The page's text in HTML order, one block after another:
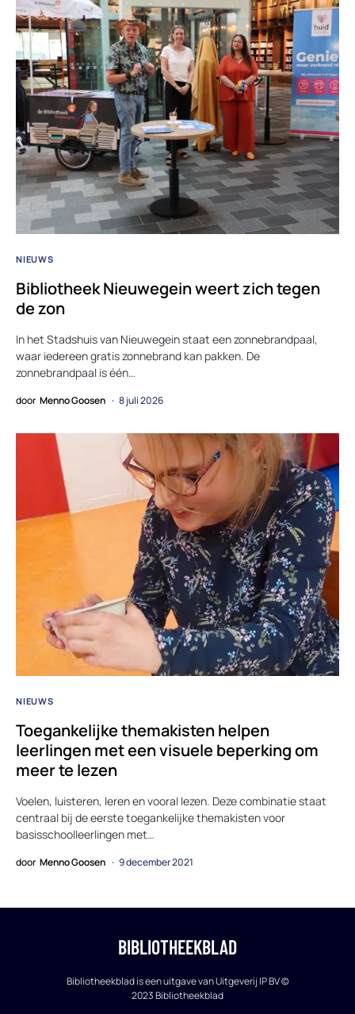
NIEUWS
Bibliotheek Nieuwegein weert zich tegen
de zon
In het Stadshuis van Nieuwegein staat een zonnebrandpaal,
waar iedereen gratis zonnebrand kan pakken. De
zonnebrandpaal is één…
door Menno Goosen 8 juli 2026
NIEUWS
Toegankelijke themakisten helpen
leerlingen met een visuele beperking om
meer te lezen
Voelen, luisteren, leren en vooral lezen. Deze combinatie staat
centraal bij de eerste toegankelijke themakisten voor
basisschoolleerlingen met…
door Menno Goosen 9 december 2021
BIBLIOTHEEKBLAD
Bibliotheekblad is een uitgave van Uitgeverij IP BV ©
2023 Bibliotheekblad